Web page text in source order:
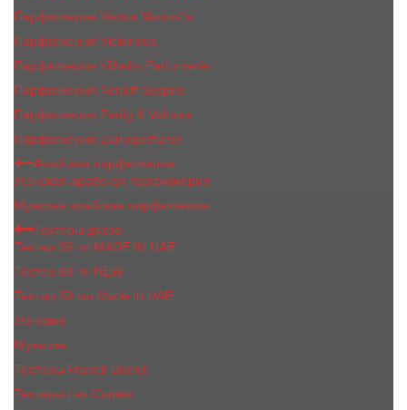
Парфюмерия Vertus Narcos'is
Парфюмерия Victorious
Парфюмерия Vilhelm Parfumerie
Парфюмерия Xerjoff Sospiro
Парфюмерия Zadig & Voltaire
Парфюмерия Zarkoperfume
Арабская парфюмерия
Женская арабская парфюмерия
Мужская арабская парфюмерия
Тестеры духов
Тестер 35 ml MADE IN UAE
Тестер 60 ml NEW
Тестер 50 мл Made In UAE
Женские
Мужские
Тестеры Franck Boclet
Тестеры Les Contes